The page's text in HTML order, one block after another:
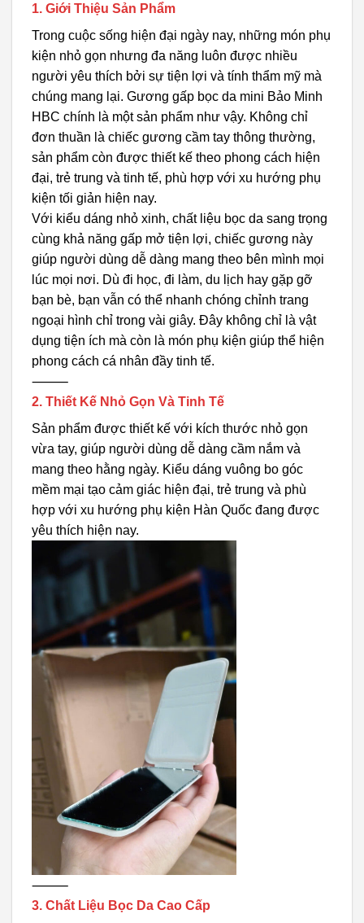
1. Giới Thiệu Sản Phẩm
Trong cuộc sống hiện đại ngày nay, những món phụ
kiện nhỏ gọn nhưng đa năng luôn được nhiều
người yêu thích bởi sự tiện lợi và tính thẩm mỹ mà
chúng mang lại. Gương gấp bọc da mini Bảo Minh
HBC chính là một sản phẩm như vậy. Không chỉ
đơn thuần là chiếc gương cầm tay thông thường,
sản phẩm còn được thiết kế theo phong cách hiện
đại, trẻ trung và tinh tế, phù hợp với xu hướng phụ
kiện tối giản hiện nay.
Với kiểu dáng nhỏ xinh, chất liệu bọc da sang trọng
cùng khả năng gấp mở tiện lợi, chiếc gương này
giúp người dùng dễ dàng mang theo bên mình mọi
lúc mọi nơi. Dù đi học, đi làm, du lịch hay gặp gỡ
bạn bè, bạn vẫn có thể nhanh chóng chỉnh trang
ngoại hình chỉ trong vài giây. Đây không chỉ là vật
dụng tiện ích mà còn là món phụ kiện giúp thể hiện
phong cách cá nhân đầy tinh tế.
⸻
2. Thiết Kế Nhỏ Gọn Và Tinh Tế
Sản phẩm được thiết kế với kích thước nhỏ gọn
vừa tay, giúp người dùng dễ dàng cầm nắm và
mang theo hằng ngày. Kiểu dáng vuông bo góc
mềm mại tạo cảm giác hiện đại, trẻ trung và phù
hợp với xu hướng phụ kiện Hàn Quốc đang được
yêu thích hiện nay.
⸻
3. Chất Liệu Bọc Da Cao Cấp